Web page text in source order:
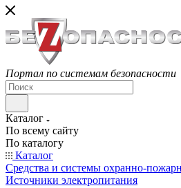
Портал по системам безопасности
Каталог
По всему сайту
По каталогу
Каталог
Средства и системы охранно-
Источники электропитания